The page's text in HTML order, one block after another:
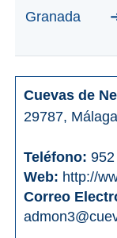
Privadas
LOS
MEJORES
➜
GRANADA
Granada
Cuevas de
29787, Málaga
Teléfono:
Web: http://
Correo